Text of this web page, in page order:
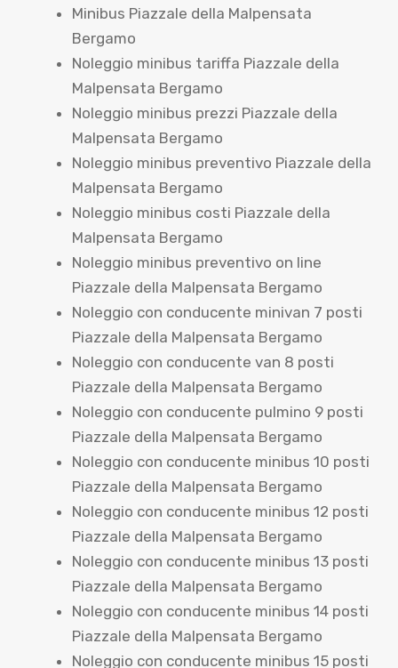
Minibus Piazzale della Malpensata
Bergamo
Noleggio minibus tariffa Piazzale della
Malpensata Bergamo
Noleggio minibus prezzi Piazzale della
Malpensata Bergamo
Noleggio minibus preventivo Piazzale della
Malpensata Bergamo
Noleggio minibus costi Piazzale della
Malpensata Bergamo
Noleggio minibus preventivo on line
Piazzale della Malpensata Bergamo
Noleggio con conducente minivan 7 posti
Piazzale della Malpensata Bergamo
Noleggio con conducente van 8 posti
Piazzale della Malpensata Bergamo
Noleggio con conducente pulmino 9 posti
Piazzale della Malpensata Bergamo
Noleggio con conducente minibus 10 posti
Piazzale della Malpensata Bergamo
Noleggio con conducente minibus 12 posti
Piazzale della Malpensata Bergamo
Noleggio con conducente minibus 13 posti
Piazzale della Malpensata Bergamo
Noleggio con conducente minibus 14 posti
Piazzale della Malpensata Bergamo
Noleggio con conducente minibus 15 posti